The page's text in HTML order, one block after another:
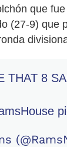
que
(27-9) que
THAT 8